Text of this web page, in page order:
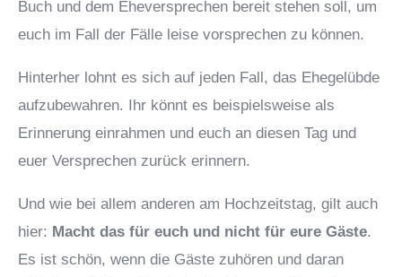
Buch und dem Eheversprechen bereit stehen soll, um
euch im Fall der Fälle leise vorsprechen zu können.
Hinterher lohnt es sich auf jeden Fall, das Ehegelübde
aufzubewahren. Ihr könnt es beispielsweise als
Erinnerung einrahmen und euch an diesen Tag und
euer Versprechen zurück erinnern.
Und wie bei allem anderen am Hochzeitstag, gilt auch
hier: Macht das für euch und nicht für eure Gäste.
Es ist schön, wenn die Gäste zuhören und daran